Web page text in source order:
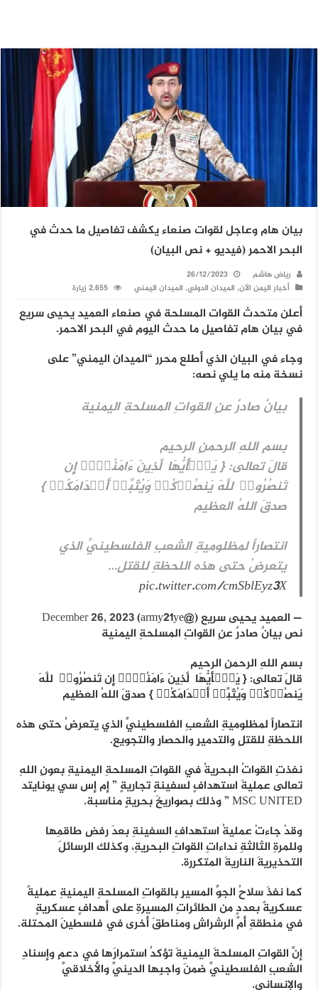
بيان هام وعاجل لقوات صنعاء يكشف تفاصيل ما حدث في
البحر الاحمر (فيديو + نص البيان)
رياض هاشم
26/12/2023
أخبار اليمن الآن, الميدان الدولي, الميدان اليمني 2,655 زيارة
أعلن متحدث القوات المسلحة في صنعاء العميد يحيى سريع
في بيان هام تفاصيل ما حدث اليوم في البحر الاحمر.
وجاء في البيان الذي أطلع محرر “الميدان اليمني” على
نسخة منه ما يلي نصه:
بيانٌ صادرٌ عنِ القواتِ المسلحةِ اليمنية
بسمِ اللهِ الرحمنِ الرحيم
قالَ تعالى: { یَـٰۤأَیُّهَا ٱلَّذِینَ ءَامَنُوۤا۟ إِن
تَنصُرُوا۟ ٱللَّهَ یَنصُرۡكُمۡ وَیُثَبِّتۡ أَقۡدَامَكُمۡ }
صدقَ اللهُ العظيم
انتصاراً لمظلوميةِ الشعبِ الفلسطينيِّ الذي
يتعرضُ حتى هذه اللحظةِ للقتلِ…
pic.twitter.com/cmSblEyz3X
— العميد يحيى سريع (@army21ye)
December 26, 2023
نص بيانٌ صادرٌ عنِ القواتِ المسلحةِ اليمنية
بسمِ اللهِ الرحمنِ الرحيم
قالَ تعالى: { یَـٰۤأَیُّهَا ٱلَّذِینَ ءَامَنُوۤا۟ إِن تَنصُرُوا۟ ٱللَّهَ
یَنصُرۡكُمۡ وَیُثَبِّتۡ أَقۡدَامَكُمۡ } صدقَ اللهُ العظيم
انتصاراً لمظلوميةِ الشعبِ الفلسطينيِّ الذي يتعرضُ حتى هذه
اللحظةِ للقتلِ والتدميرِ والحصارِ والتجويعِ.
نفذتِ القواتُ البحريةُ في القواتِ المسلحةِ اليمنيةِ بعونِ اللهِ
تعالى عمليةَ استهدافٍ لسفينةٍ تجاريةٍ ” إم إس سي يونايتد
MSC UNITED ” وذلك بصواريخَ بحريةٍ مناسبة.
وقدْ جاءتْ عمليةُ استهدافِ السفينةِ بعدَ رفضِ طاقمِها
وللمرةِ الثالثةِ نداءاتِ القواتِ البحريةِ، وكذلك الرسائلَ
التحذيريةَ الناريةَ المتكررة.
كما نفذَ سلاحُ الجوِّ المسيرِ بالقواتِ المسلحةِ اليمنيةِ عمليةً
عسكريةً بعددٍ من الطائراتِ المسيرةِ على أهدافٍ عسكريةٍ
في منطقةِ أمِّ الرشراشِ ومناطقَ أخرى في فلسطينَ المحتلة.
إنَّ القواتِ المسلحةَ اليمنيةَ تؤكدُ استمرارَها في دعمِ وإسنادِ
الشعبِ الفلسطينيِّ ضمنَ واجبِها الدينيِّ والأخلاقيِّ
والإنساني.